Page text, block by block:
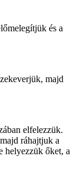
és a
majd
elfelezzük.
ráhajtjuk a
helyezzük őket, a